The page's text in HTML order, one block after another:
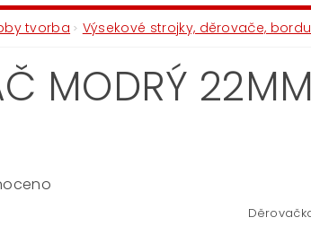
tvorba Výsekové strojky, děrovače,
MODRÝ